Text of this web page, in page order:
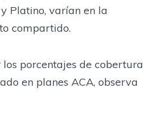
Platino, varían en la
compartido.
porcentajes de cobertura
en planes ACA, observa